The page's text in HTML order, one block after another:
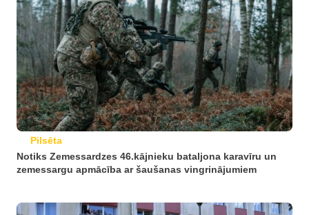
Pilsēta
Notiks Zemessardzes 46.kājnieku bataljona karavīru un
zemessargu apmācība ar šaušanas vingrinājumiem